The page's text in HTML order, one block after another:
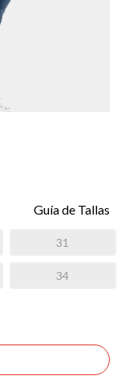
Guía de Tallas
31
34